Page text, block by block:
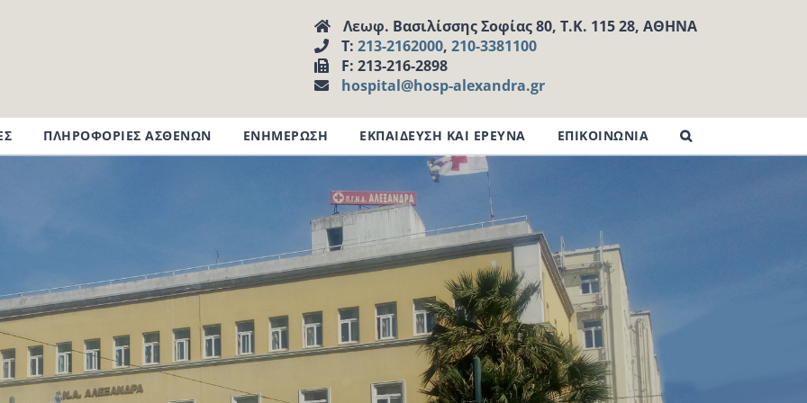
Λεωφ. Βασιλίσσης Σοφίας 80, Τ.Κ. 115 28, ΑΘΗΝΑ
Τ: 213-2162000, 210-3381100
F: 213-216-2898
hospital@hosp-alexandra.gr
ΠΛΗΡΟΦΟΡΙΕΣ ΑΣΘΕΝΩΝ ΕΝΗΜΕΡΩΣΗ ΕΚΠΑΙΔΕΥΣΗ ΚΑΙ ΕΡΕΥΝΑ ΕΠΙΚΟΙΝΩΝΙΑ